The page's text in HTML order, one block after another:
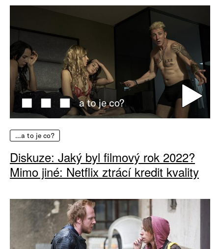
…a to je co?
Diskuze: Jaký byl filmový rok 2022?
Mimo jiné: Netflix ztrácí kredit kvality